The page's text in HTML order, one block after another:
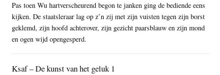
Pas toen Wu hartverscheurend begon te janken ging de bediende eens
kijken. De staatsleraar lag op z’n zij met zijn vuisten tegen zijn borst
geklemd, zijn hoofd achterover, zijn gezicht paarsblauw en zijn mond
en ogen wijd opengesperd.
Ksaf – De kunst van het geluk 1